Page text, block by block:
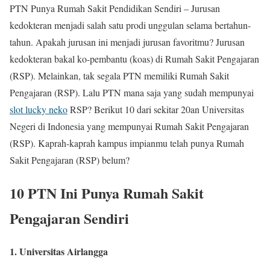
PTN Punya Rumah Sakit Pendidikan Sendiri – Jurusan
kedokteran menjadi salah satu prodi unggulan selama bertahun-
tahun. Apakah jurusan ini menjadi jurusan favoritmu? Jurusan
kedokteran bakal ko-pembantu (koas) di Rumah Sakit Pengajaran
(RSP). Melainkan, tak segala PTN memiliki Rumah Sakit
Pengajaran (RSP). Lalu PTN mana saja yang sudah mempunyai
slot lucky nekoRSP? Berikut 10 dari sekitar 20an Universitas
Negeri di Indonesia yang mempunyai Rumah Sakit Pengajaran
(RSP). Kaprah-kaprah kampus impianmu telah punya Rumah
Sakit Pengajaran (RSP) belum?
10 PTN Ini Punya Rumah Sakit
Pengajaran Sendiri
1. Universitas Airlangga